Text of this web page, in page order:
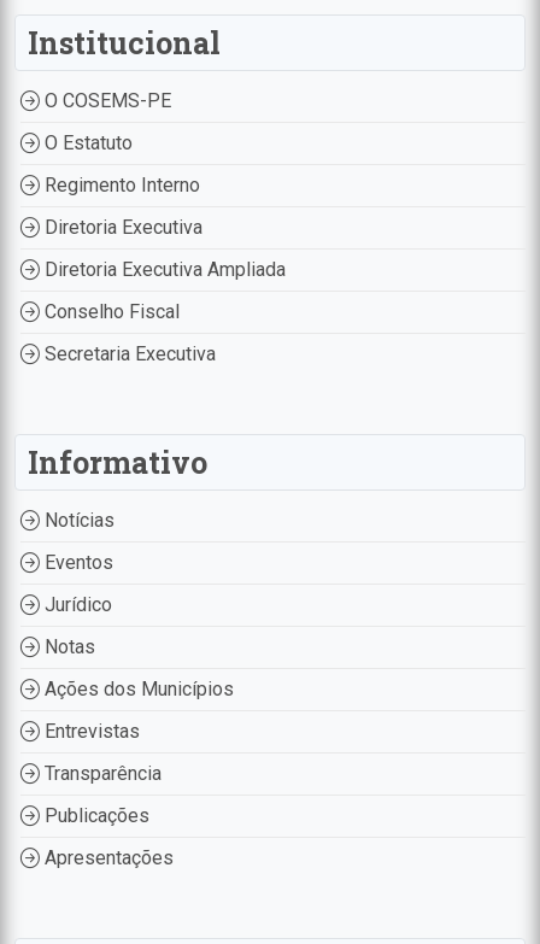
Institucional
O COSEMS-PE
O Estatuto
Regimento Interno
Diretoria Executiva
Diretoria Executiva Ampliada
Conselho Fiscal
Secretaria Executiva
Informativo
Notícias
Eventos
Jurídico
Notas
Ações dos Municípios
Entrevistas
Transparência
Publicações
Apresentações